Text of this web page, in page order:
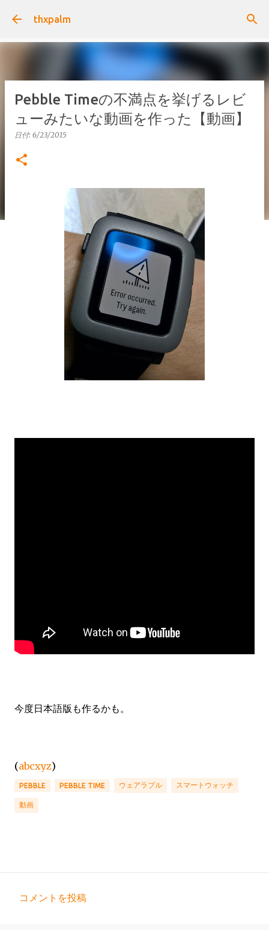
スキップしてメイン コンテンツに移動
thxpalm
Pebble Timeの不満点を挙げるレビ
ューみたいな動画を作った【動画】
日付: 6/23/2015
今度日本語版も作るかも。
(abcxyz)
PEBBLE PEBBLE TIME ウェアラブル スマートウォッチ
動画
コメントを投稿